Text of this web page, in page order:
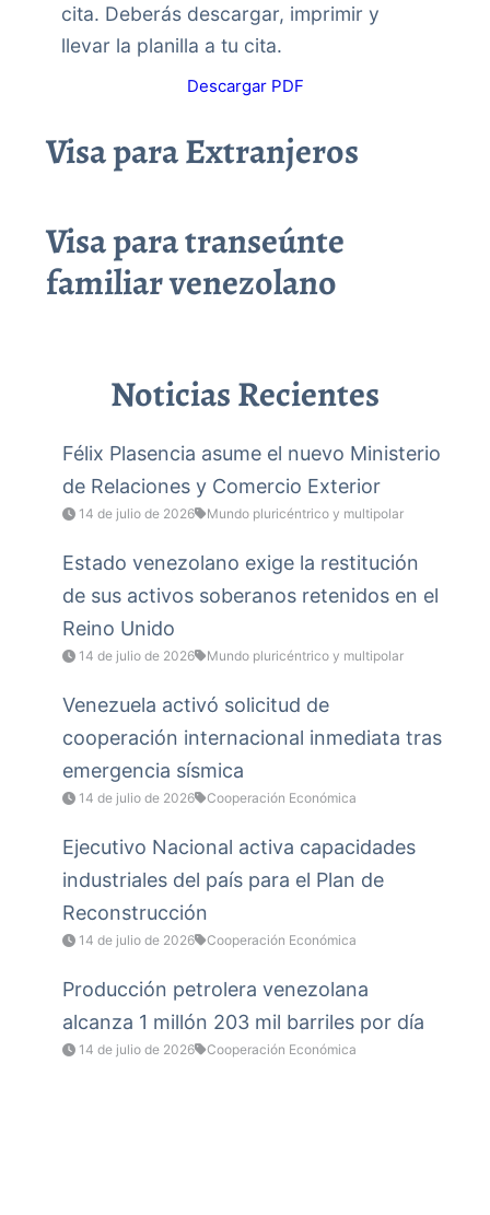
cita. Deberás descargar, imprimir y
llevar la planilla a tu cita.
Descargar PDF
Visa para Extranjeros
Visa para transeúnte
familiar venezolano
Noticias Recientes
Félix Plasencia asume el nuevo Ministerio
de Relaciones y Comercio Exterior
14 de julio de 2026 Mundo pluricéntrico y multipolar
Estado venezolano exige la restitución
de sus activos soberanos retenidos en el
Reino Unido
14 de julio de 2026 Mundo pluricéntrico y multipolar
Venezuela activó solicitud de
cooperación internacional inmediata tras
emergencia sísmica
14 de julio de 2026 Cooperación Económica
Ejecutivo Nacional activa capacidades
industriales del país para el Plan de
Reconstrucción
14 de julio de 2026 Cooperación Económica
Producción petrolera venezolana
alcanza 1 millón 203 mil barriles por día
14 de julio de 2026 Cooperación Económica